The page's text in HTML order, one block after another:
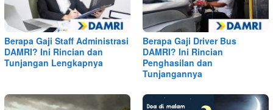
Berapa Gaji Staff Administrasi
DAMRI? Ini Rincian dan
Tunjangan Lengkapnya
Berapa Gaji Driver Bus
DAMRI? Ini Rincian
Penghasilan dan
Tunjangannya